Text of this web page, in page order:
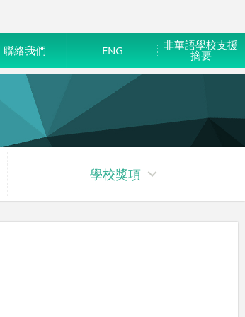
聯絡我們 ENG 非華語學校支援
摘要
學校獎項